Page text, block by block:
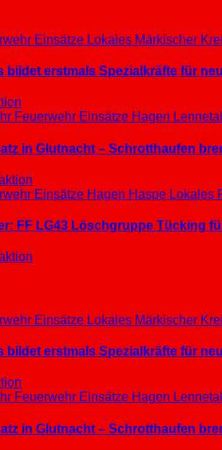
Einsätze Lokales Märkischer
bildet erstmals Spezialkräfte für
Feuerwehr Einsätze Hagen Lennetal
in Glutnacht – Schrotthaufen
Einsätze Hagen Haspe Lokales
FF LG43 Löschgruppe Tücking
Einsätze Lokales Märkischer
bildet erstmals Spezialkräfte für
Feuerwehr Einsätze Hagen Lennetal
in Glutnacht – Schrotthaufen